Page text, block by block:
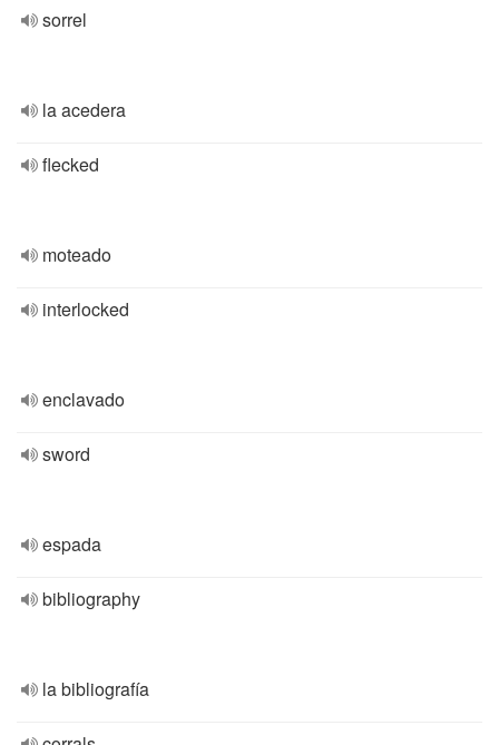
sorrel
la acedera
flecked
moteado
interlocked
enclavado
sword
espada
bibliography
la bibliografía